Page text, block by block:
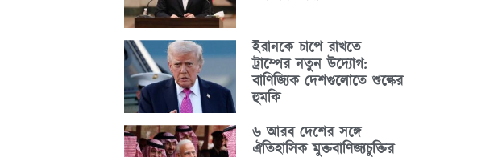
ইরানকে চাপে রাখতে
ট্রাম্পের নতুন উদ্যোগ:
বাণিজ্যিক দেশগুলোতে শুল্কের
হুমকি
৬ আরব দেশের সঙ্গে
ঐতিহাসিক মুক্তবাণিজ্যচুক্তির